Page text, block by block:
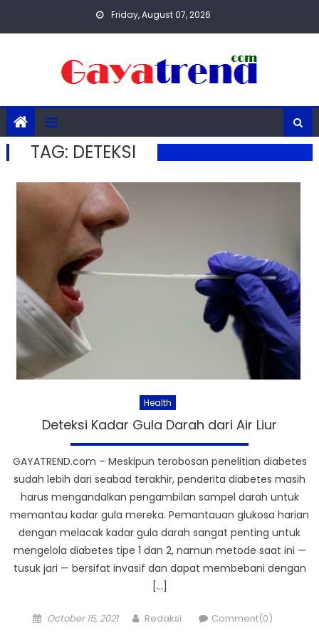
Friday, August 07, 2026
TAG: DETEKSI
Health
Deteksi Kadar Gula Darah dari Air Liur
GAYATREND.com – Meskipun terobosan penelitian diabetes
sudah lebih dari seabad terakhir, penderita diabetes masih
harus mengandalkan pengambilan sampel darah untuk
memantau kadar gula mereka. Pemantauan glukosa harian
dengan melacak kadar gula darah sangat penting untuk
mengelola diabetes tipe 1 dan 2, namun metode saat ini —
tusuk jari — bersifat invasif dan dapat membebani dengan
[…]
Posted
October 15, 2021 Author
Redaksi Comment(0)